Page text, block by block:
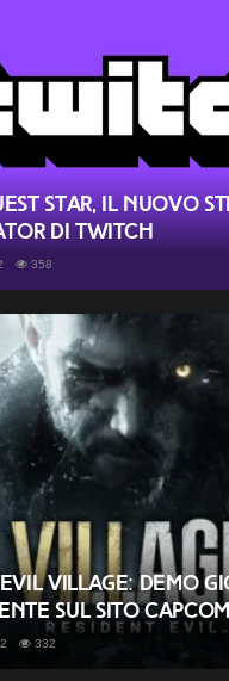
Star, il nuovo
di Twitch
358
Evil Village: demo
sul sito Capcom
332